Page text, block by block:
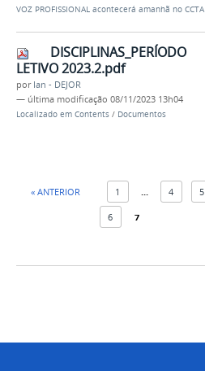
VOZ PROFISSIONAL acontecerá amanhã no CCTA
DISCIPLINAS_PERÍODO
LETIVO 2023.2.pdf
por Ian - DEJOR
— última modificação 08/11/2023 13h04
Localizado em Contents / Documentos
« ANTERIOR 1 ... 4 5
6 7